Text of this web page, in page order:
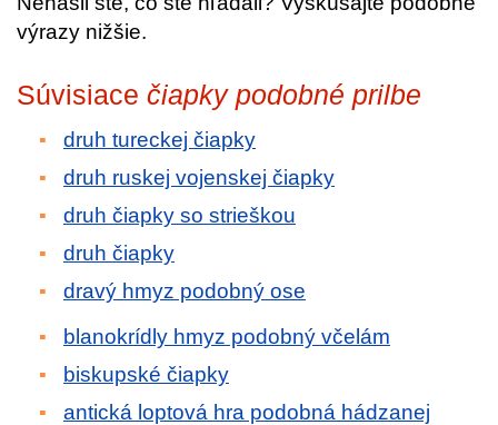
výrazy nižšie.
Súvisiace čiapky podobné prilbe
druh tureckej čiapky
druh ruskej vojenskej čiapky
druh čiapky so strieškou
druh čiapky
dravý hmyz podobný ose
blanokrídly hmyz podobný včelám
biskupské čiapky
antická loptová hra podobná hádzanej